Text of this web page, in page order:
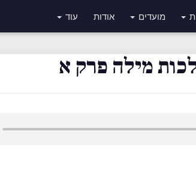
מועדים אודות עוד
מילה פרק א